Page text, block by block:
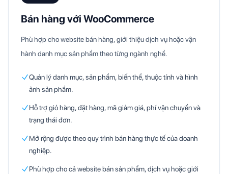
Bán hàng với WooCommerce
Phù hợp cho website bán hàng, giới thiệu dịch vụ hoặc vận
hành danh mục sản phẩm theo từng ngành nghề.
Quản lý danh mục, sản phẩm, biến thể, thuộc tính và hình
ảnh sản phẩm.
Hỗ trợ giỏ hàng, đặt hàng, mã giảm giá, phí vận chuyển và
trạng thái đơn.
Mở rộng được theo quy trình bán hàng thực tế của doanh
nghiệp.
Phù hợp cho cả website bán sản phẩm, dịch vụ hoặc giới